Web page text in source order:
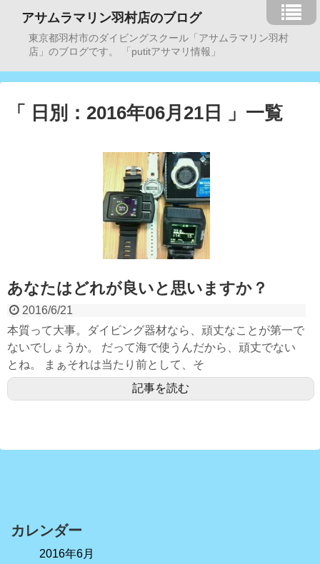
アサムラマリン羽村店のブログ
東京都羽村市のダイビングスクール「アサムラマリン羽村
店」のブログです。 「putitアサマリ情報」
「 日別：2016年06月21日 」一覧
あなたはどれが良いと思いますか？
2016/6/21
本質って大事。ダイビング器材なら、頑丈なことが第一で
ないでしょうか。 だって海で使うんだから、頑丈でない
とね。 まぁそれは当たり前として、そ
記事を読む
カレンダー
2016年6月